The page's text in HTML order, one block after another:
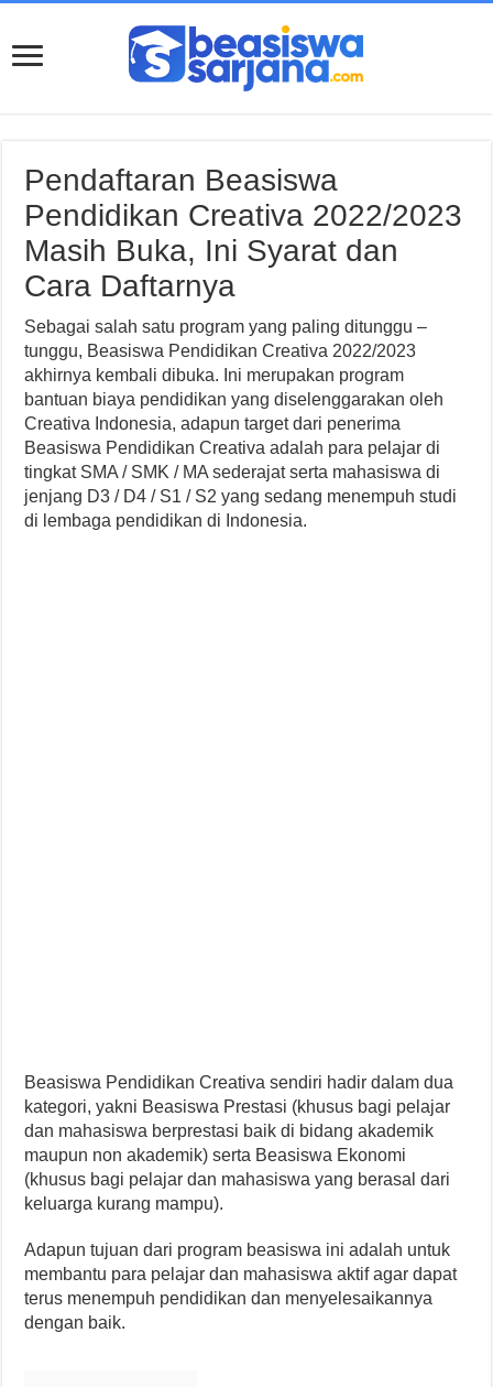
Pendaftaran Beasiswa
Pendidikan Creativa 2022/2023
Masih Buka, Ini Syarat dan
Cara Daftarnya
Sebagai salah satu program yang paling ditunggu –
tunggu, Beasiswa Pendidikan Creativa 2022/2023
akhirnya kembali dibuka. Ini merupakan program
bantuan biaya pendidikan yang diselenggarakan oleh
Creativa Indonesia, adapun target dari penerima
Beasiswa Pendidikan Creativa adalah para pelajar di
tingkat SMA / SMK / MA sederajat serta mahasiswa di
jenjang D3 / D4 / S1 / S2 yang sedang menempuh studi
di lembaga pendidikan di Indonesia.
Beasiswa Pendidikan Creativa sendiri hadir dalam dua
kategori, yakni Beasiswa Prestasi (khusus bagi pelajar
dan mahasiswa berprestasi baik di bidang akademik
maupun non akademik) serta Beasiswa Ekonomi
(khusus bagi pelajar dan mahasiswa yang berasal dari
keluarga kurang mampu).
Adapun tujuan dari program beasiswa ini adalah untuk
membantu para pelajar dan mahasiswa aktif agar dapat
terus menempuh pendidikan dan menyelesaikannya
dengan baik.